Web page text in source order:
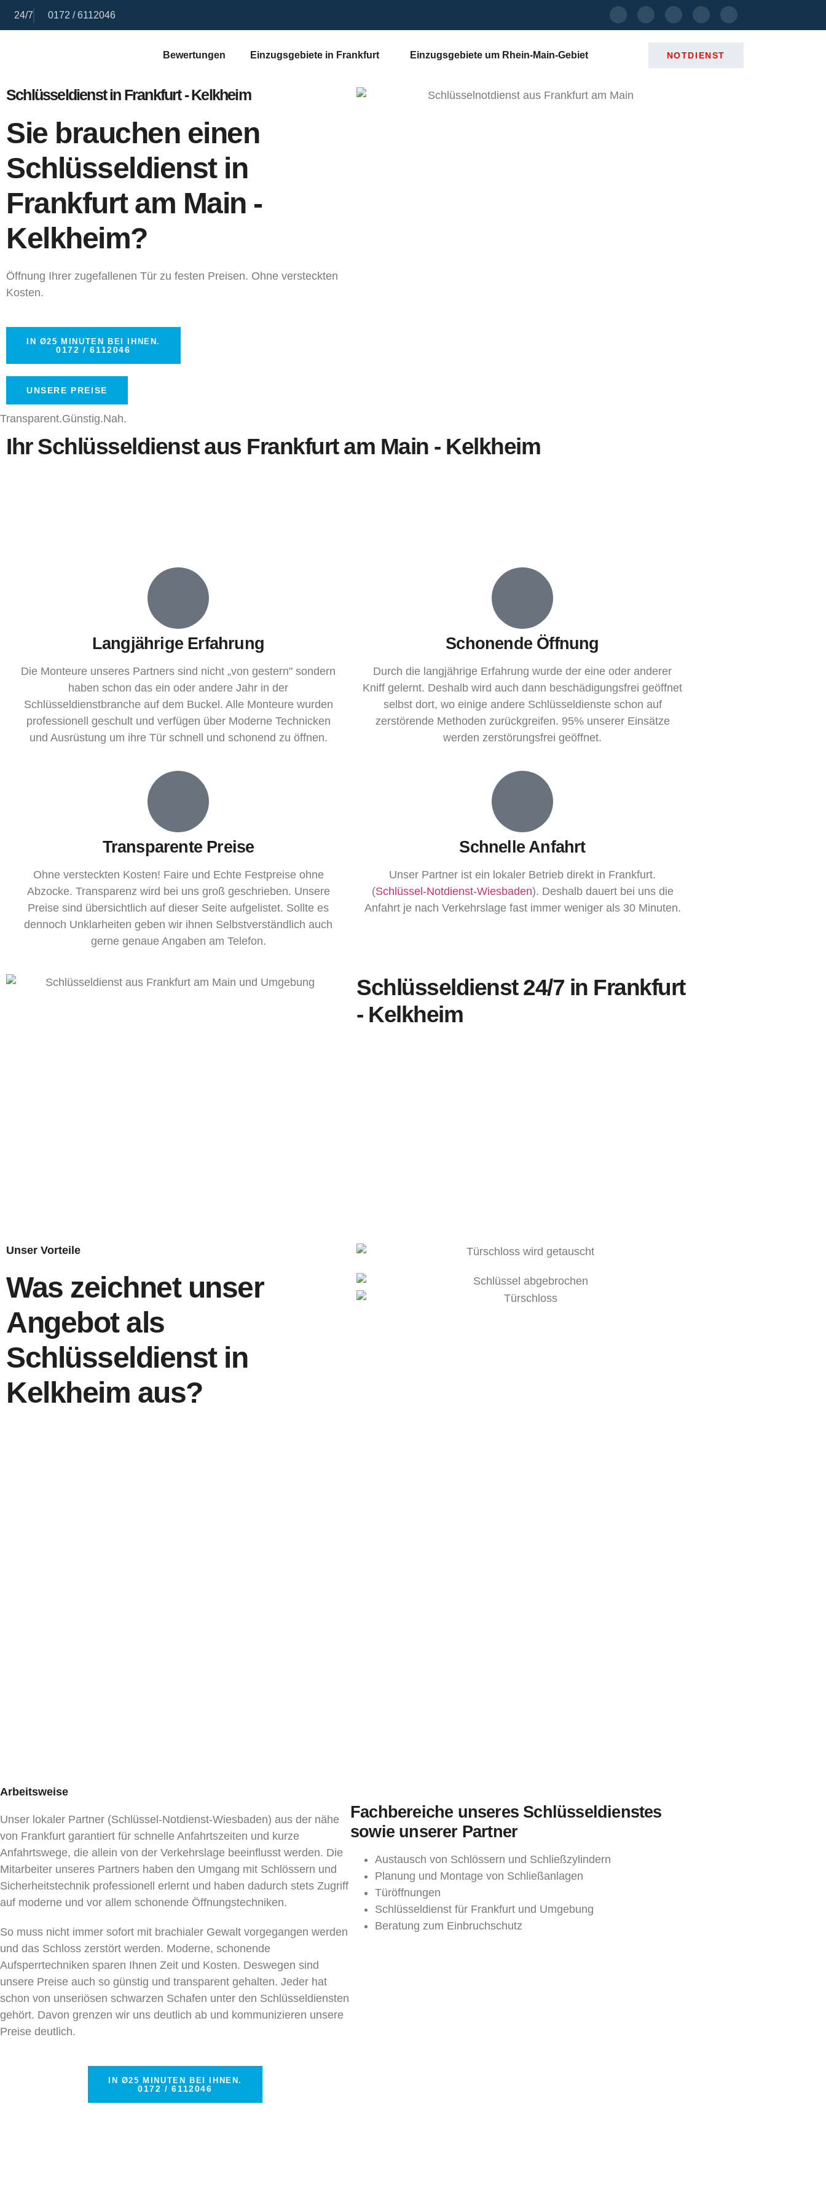
24/7 0172 / 6112046
Bewertungen Einzugsgebiete in Frankfurt Einzugsgebiete um Rhein-Main-Gebiet NOTDIENST
Schlüsseldienst in Frankfurt - Kelkheim
Sie brauchen einen
Schlüsseldienst in
Frankfurt am Main -
Kelkheim?
Öffnung Ihrer zugefallenen Tür zu festen Preisen. Ohne versteckten
Kosten.
IN Ø25 MINUTEN BEI IHNEN.
0172 / 6112046
UNSERE PREISE
Transparent.Günstig.Nah.
Ihr Schlüsseldienst aus Frankfurt am Main - Kelkheim
Langjährige Erfahrung
Die Monteure unseres Partners sind nicht „von gestern" sondern
haben schon das ein oder andere Jahr in der
Schlüsseldienstbranche auf dem Buckel. Alle Monteure wurden
professionell geschult und verfügen über Moderne Technicken
und Ausrüstung um ihre Tür schnell und schonend zu öffnen.
Schonende Öffnung
Durch die langjährige Erfahrung wurde der eine oder anderer
Kniff gelernt. Deshalb wird auch dann beschädigungsfrei geöffnet
selbst dort, wo einige andere Schlüsseldienste schon auf
zerstörende Methoden zurückgreifen. 95% unserer Einsätze
werden zerstörungsfrei geöffnet.
Transparente Preise
Ohne versteckten Kosten! Faire und Echte Festpreise ohne
Abzocke. Transparenz wird bei uns groß geschrieben. Unsere
Preise sind übersichtlich auf dieser Seite aufgelistet. Sollte es
dennoch Unklarheiten geben wir ihnen Selbstverständlich auch
gerne genaue Angaben am Telefon.
Schnelle Anfahrt
Unser Partner ist ein lokaler Betrieb direkt in Frankfurt.
(Schlüssel-Notdienst-Wiesbaden). Deshalb dauert bei uns die
Anfahrt je nach Verkehrslage fast immer weniger als 30 Minuten.
Schlüsseldienst 24/7 in Frankfurt
- Kelkheim
Unser Vorteile
Was zeichnet unser
Angebot als
Schlüsseldienst in
Kelkheim aus?
Arbeitsweise
Unser lokaler Partner (Schlüssel-Notdienst-Wiesbaden) aus der nähe
von Frankfurt garantiert für schnelle Anfahrtszeiten und kurze
Anfahrtswege, die allein von der Verkehrslage beeinflusst werden. Die
Mitarbeiter unseres Partners haben den Umgang mit Schlössern und
Sicherheitstechnik professionell erlernt und haben dadurch stets Zugriff
auf moderne und vor allem schonende Öffnungstechniken.
So muss nicht immer sofort mit brachialer Gewalt vorgegangen werden
und das Schloss zerstört werden. Moderne, schonende
Aufsperrtechniken sparen Ihnen Zeit und Kosten. Deswegen sind
unsere Preise auch so günstig und transparent gehalten. Jeder hat
schon von unseriösen schwarzen Schafen unter den Schlüsseldiensten
gehört. Davon grenzen wir uns deutlich ab und kommunizieren unsere
Preise deutlich.
IN Ø25 MINUTEN BEI IHNEN.
0172 / 6112046
Fachbereiche unseres Schlüsseldienstes
sowie unserer Partner
Austausch von Schlössern und Schließzylindern
Planung und Montage von Schließanlagen
Türöffnungen
Schlüsseldienst für Frankfurt und Umgebung
Beratung zum Einbruchschutz